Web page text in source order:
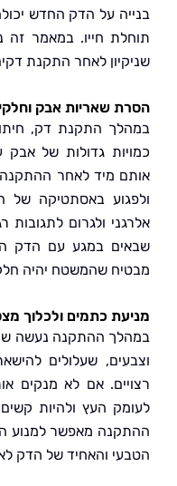
על הדק החדש יכולה
חייו. במאמר זה נסקור
לאחר התקנת דקים הוא
שאריות אבק וחלקיקי עץ
התקנת דק, חיתוך
גדולות של אבק עץ
מיד לאחר ההתקנה, הם
באסתטיקה של הדק.
ולגרום לתגובות רגישות
במגע עם הדק החדש.
שהמשטח יהיה חלק, נקי
כתמים ולכלוך מצטבר
ההתקנה נעשה שימוש
שעלולים להישאר על
אם לא מנקים אותם
העץ ולהיות קשים
מאפשר למנוע הצטברות
והאחיד של הדק לאורך זמן.